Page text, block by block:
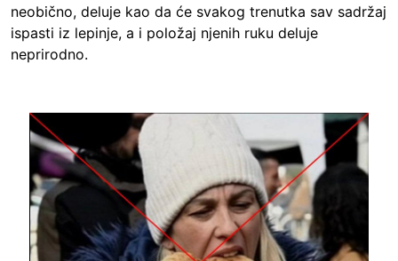
neobično, deluje kao da će svakog trenutka sav sadržaj
ispasti iz lepinje, a i položaj njenih ruku deluje
neprirodno.
Image